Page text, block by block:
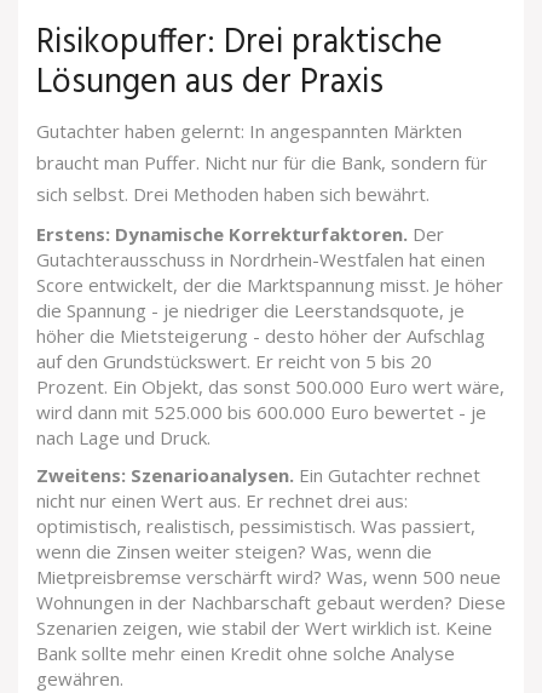
Risikopuffer: Drei praktische
Lösungen aus der Praxis
Gutachter haben gelernt: In angespannten Märkten
braucht man Puffer. Nicht nur für die Bank, sondern für
sich selbst. Drei Methoden haben sich bewährt.
Erstens: Dynamische Korrekturfaktoren. Der
Gutachterausschuss in Nordrhein-Westfalen hat einen
Score entwickelt, der die Marktspannung misst. Je höher
die Spannung - je niedriger die Leerstandsquote, je
höher die Mietsteigerung - desto höher der Aufschlag
auf den Grundstückswert. Er reicht von 5 bis 20
Prozent. Ein Objekt, das sonst 500.000 Euro wert wäre,
wird dann mit 525.000 bis 600.000 Euro bewertet - je
nach Lage und Druck.
Zweitens: Szenarioanalysen. Ein Gutachter rechnet
nicht nur einen Wert aus. Er rechnet drei aus:
optimistisch, realistisch, pessimistisch. Was passiert,
wenn die Zinsen weiter steigen? Was, wenn die
Mietpreisbremse verschärft wird? Was, wenn 500 neue
Wohnungen in der Nachbarschaft gebaut werden? Diese
Szenarien zeigen, wie stabil der Wert wirklich ist. Keine
Bank sollte mehr einen Kredit ohne solche Analyse
gewähren.